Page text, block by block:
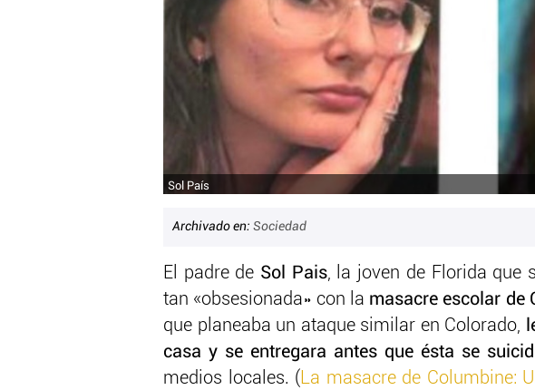
Sol País
Archivado en: Sociedad
El padre de Sol Pais, la joven de Florida que
tan «obsesionada» con la masacre escolar de
que planeaba un ataque similar en Colorado,
casa y se entregara antes que ésta se
medios locales. ( La masacre de Columbine: